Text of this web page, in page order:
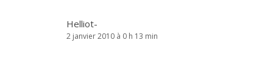
Helliot-
2 janvier 2010 à 0 h 13 min